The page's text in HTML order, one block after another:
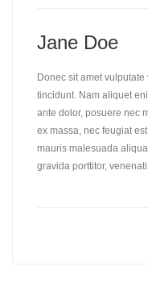
Jane Doe
Donec sit amet
tincidunt. Nam aliquet
ante dolor, posuere nec
ex massa, nec feugiat
mauris malesuada
gravida porttitor,